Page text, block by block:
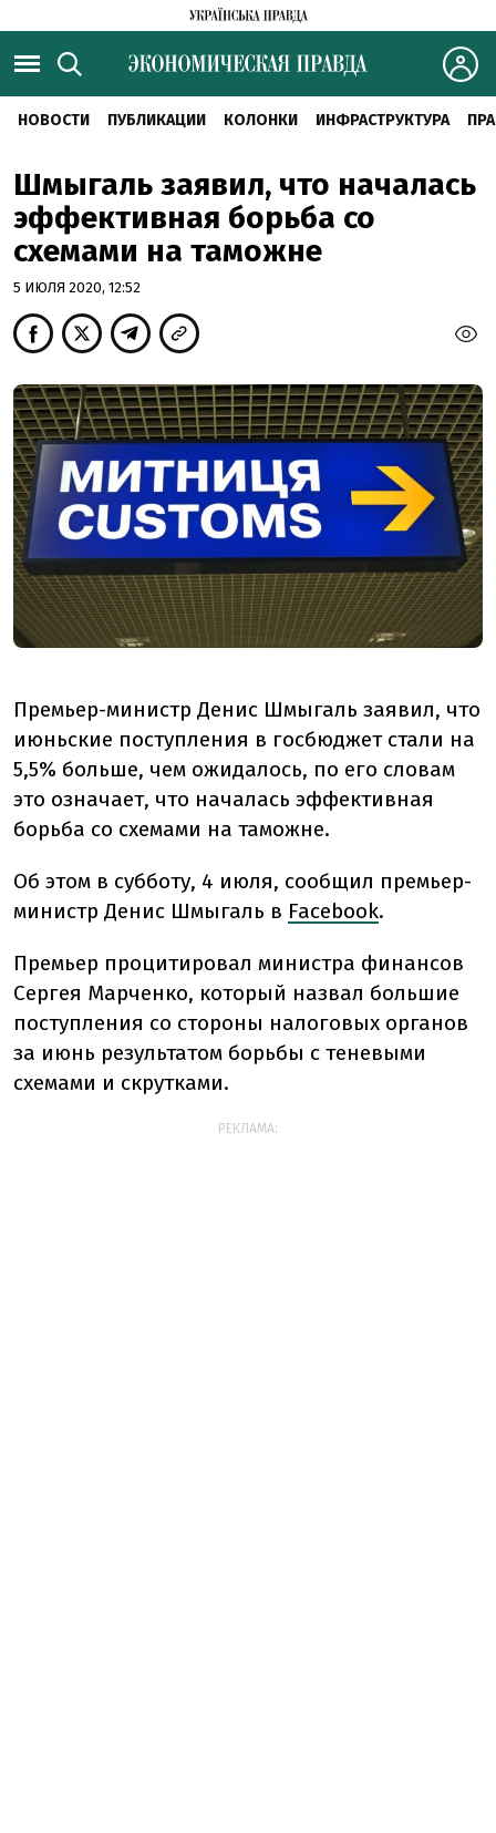
НОВОСТИ ПУБЛИКАЦИИ КОЛОНКИ ИНФРАСТРУКТУРА
Шмыгаль заявил, что началась
эффективная борьба со
схемами на таможне
5 ИЮЛЯ 2020, 12:52
Премьер-министр Денис Шмыгаль заявил, что
июньские поступления в госбюджет стали на
5,5% больше, чем ожидалось, по его словам
это означает, что началась эффективная
борьба со схемами на таможне.
Об этом в субботу, 4 июля, сообщил премьер-
министр Денис Шмыгаль в Facebook.
Премьер процитировал министра финансов
Сергея Марченко, который назвал большие
поступления со стороны налоговых органов
за июнь результатом борьбы с теневыми
схемами и скрутками.
РЕКЛАМА: